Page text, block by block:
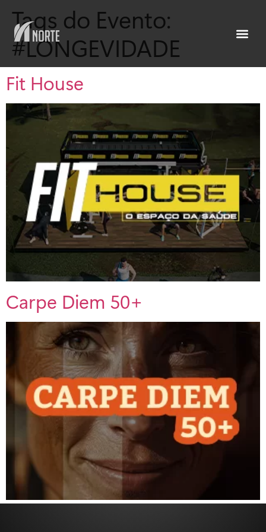
Tags do Evento:
#LONGEVIDADE
Fit House
Carpe Diem 50+